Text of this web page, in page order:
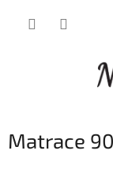
Matrace